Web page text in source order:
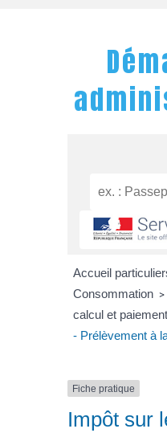
Accueil
Consommation >
calcul et paiement
- Prélèvement à
Fiche pratique
Impôt sur